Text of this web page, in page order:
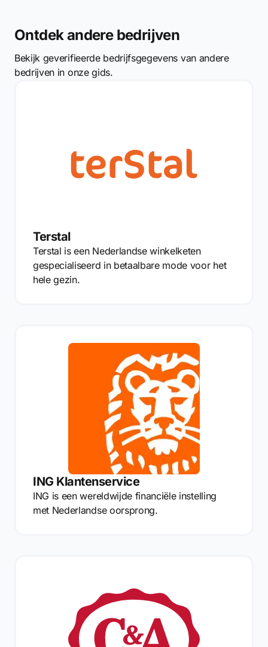
Ontdek andere bedrijven
Bekijk geverifieerde bedrijfsgegevens van andere
bedrijven in onze gids.
Terstal
Terstal is een Nederlandse winkelketen
gespecialiseerd in betaalbare mode voor het
hele gezin.
ING Klantenservice
ING is een wereldwijde financiële instelling
met Nederlandse oorsprong.